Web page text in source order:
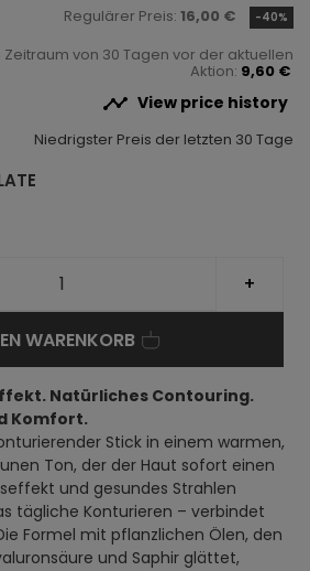
Regulärer Preis: 16,00 € -40%
von 30 Tagen vor der aktuellen
Aktion: 9,60 €
 View price history
Niedrigster Preis der letzten 30 Tage
+
WARENKORB
Natürliches Contouring.
Komfort.
Stick in einem warmen,
Ton, der der Haut sofort einen
und gesundes Strahlen
tägliche Konturieren – verbindet
Formel mit pflanzlichen Ölen, den
und Saphir glättet,